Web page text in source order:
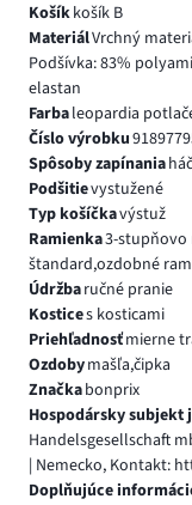
Košíkkošík B
MateriálVrchný
Podšívka: 83%
elastan
Farbaleopardia
Číslo výrobku
Spôsoby zapínania
Podšitievystužené
Typ košíčkavýstuž
Ramienka3-stupňovo
štandard,ozdobné
Údržbaručné pranie
Kostices kosticami
Priehľadnosťmierne
Ozdobymašľa,čipka
Značkabonprix
Hospodársky subjekt
Handelsgesellschaft
| Nemecko, Kontakt:
Doplňujúce